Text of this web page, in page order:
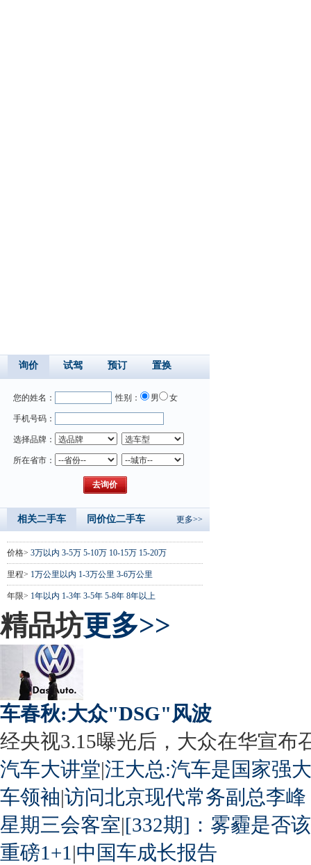
询价 试驾 预订 置换
您的姓名： 性别： 男 女
手机号码：
选择品牌：
所在省市：
相关二手车 同价位二手车 更多>>
价格> 3万以内 3-5万 5-10万 10-15万 15-20万
里程> 1万公里以内 1-3万公里 3-6万公里
年限> 1年以内 1-3年 3-5年 5-8年 8年以上
精品坊更多>>
车春秋:大众"DSG"风波
经央视3.15曝光后，大众在华宣布
汽车大讲堂|汪大总:汽车是国家强
车领袖|访问北京现代常务副总李峰
星期三会客室|[332期]：雾霾是否
重磅1+1 |中国车成长报告